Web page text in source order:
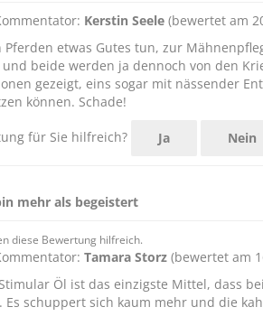
Kerstin Seele (bewertet am
etwas Gutes tun, zur
beide werden ja dennoch von den
gezeigt, eins sogar mit nässender
können. Schade!
für Sie hilfreich? Ja Nein
mehr als begeistert
diese Bewertung hilfreich.
Tamara Storz (bewertet am
Öl ist das einzigste Mittel, dass
Es schuppert sich kaum mehr und die